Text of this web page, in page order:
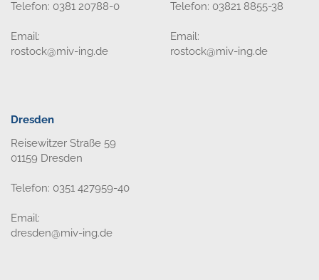
Telefon: 0381 20788-0
Email:
rostock@miv-ing.de
Telefon: 03821 8855-38
Email:
rostock@miv-ing.de
Dresden
Reisewitzer Straße 59
01159 Dresden
Telefon: 0351 427959-40
Email:
dresden@miv-ing.de